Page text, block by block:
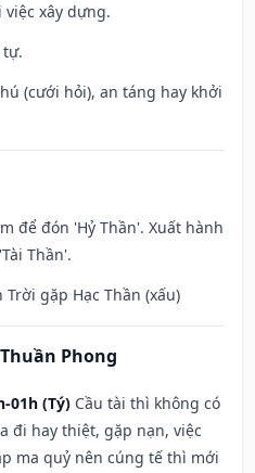
việc xây dựng.
tự.
(cưới hỏi), an táng hay khởi
để đón 'Hỷ Thần'. Xuất hành
Thần'.
gặp Hạc Thần (xấu)
Phong
01h (Tý) Cầu tài thì không có
đi hay thiệt, gặp nạn, việc
ma quỷ nên cúng tế thì mới